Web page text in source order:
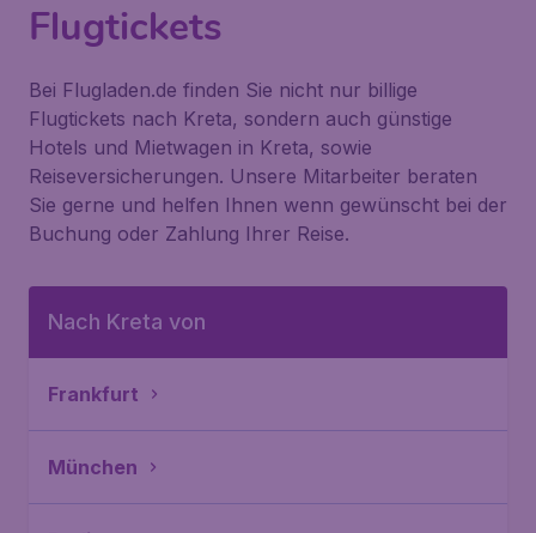
Flugtickets
Bei Flugladen.de finden Sie nicht nur billige
Flugtickets nach Kreta, sondern auch günstige
Hotels und Mietwagen in Kreta, sowie
Reiseversicherungen. Unsere Mitarbeiter beraten
Sie gerne und helfen Ihnen wenn gewünscht bei der
Buchung oder Zahlung Ihrer Reise.
Nach Kreta von
Frankfurt
München